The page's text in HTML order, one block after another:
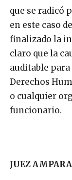
que se radicó
en este caso
finalizado la
claro que la
auditable
Derechos
o cualquier
funcionario.
JUEZ